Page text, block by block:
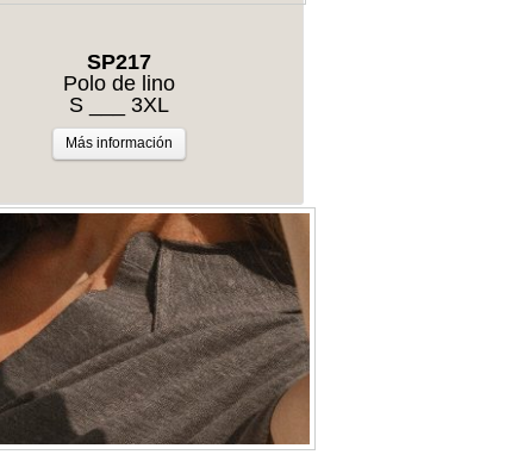
SP217
Polo de lino
S ___ 3XL
Más información